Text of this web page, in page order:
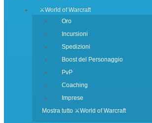
⚔️World of Warcraft
Oro
Incursioni
Spedizioni
Boost del Personaggio
PvP
Coaching
Imprese
Mostra tutto ⚔️World of Warcraft